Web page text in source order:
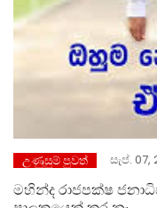
උණුසුම් පුවත් සැප්. 07,
මහින්ද රාජපක්ෂ